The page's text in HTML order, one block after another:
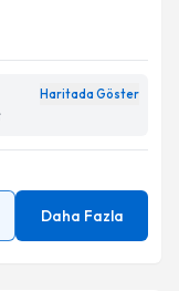
Haritada Göster
Daha Fazla